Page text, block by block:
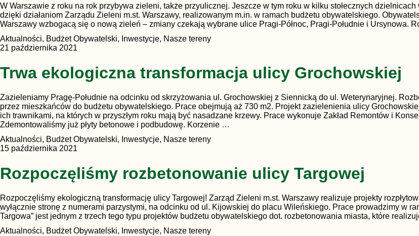
W Warszawie z roku na rok przybywa zieleni, także przyulicznej. Jeszcze w tym roku w kilku stołecznych
dzięki działaniom Zarządu Zieleni m.st. Warszawy, realizowanym m.in. w ramach budżetu obywatelskiego.
Warszawy wzbogacą się o nową zieleń – zmiany czekają wybrane ulice Pragi-Północ, Pragi-Południe i Ursynowa.
Aktualności, Budżet Obywatelski, Inwestycje, Nasze tereny
21 października 2021
Trwa ekologiczna transformacja ulicy Grochowskiej
Zazieleniamy Pragę-Południe na odcinku od skrzyżowania ul. Grochowskiej z Siennicką do ul. Weterynaryjnej.
przez mieszkańców do budżetu obywatelskiego. Prace obejmują aż 730 m2. Projekt zazielenienia ulicy
ich trawnikami, na których w przyszłym roku mają być nasadzane krzewy. Prace wykonuje Zakład Remontów i
Zdemontowaliśmy już płyty betonowe i podbudowę. Korzenie …
Aktualności, Budżet Obywatelski, Inwestycje, Nasze tereny
15 października 2021
Rozpoczęliśmy rozbetonowanie ulicy Targowej
Rozpoczęliśmy ekologiczną transformację ulicy Targowej! Zarząd Zieleni m.st. Warszawy realizuje projekty
wyłącznie stronę z numerami parzystymi, na odcinku od ul. Kijowskiej do placu Wileńskiego. Prace prowadzimy w
Targowa” jest jednym z trzech tego typu projektów budżetu obywatelskiego dot. rozbetonowania miasta, które
Aktualności, Budżet Obywatelski, Inwestycje, Nasze tereny